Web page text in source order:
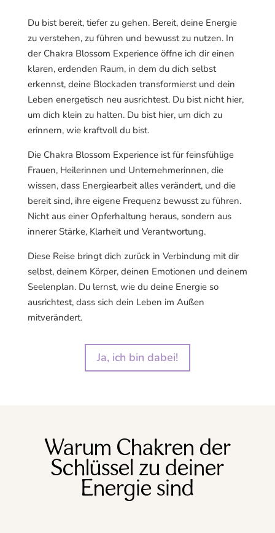
Du bist bereit, tiefer zu gehen. Bereit, deine Energie
zu verstehen, zu führen und bewusst zu nutzen. In
der Chakra Blossom Experience öffne ich dir einen
klaren, erdenden Raum, in dem du dich selbst
erkennst, deine Blockaden transformierst und dein
Leben energetisch neu ausrichtest. Du bist nicht hier,
um dich klein zu halten. Du bist hier, um dich zu
erinnern, wie kraftvoll du bist.
Die Chakra Blossom Experience ist für feinsfühlige
Frauen, Heilerinnen und Unternehmerinnen, die
wissen, dass Energiearbeit alles verändert, und die
bereit sind, ihre eigene Frequenz bewusst zu führen.
Nicht aus einer Opferhaltung heraus, sondern aus
innerer Stärke, Klarheit und Verantwortung.
Diese Reise bringt dich zurück in Verbindung mit dir
selbst, deinem Körper, deinen Emotionen und deinem
Seelenplan. Du lernst, wie du deine Energie so
ausrichtest, dass sich dein Leben im Außen
mitverändert.
Ja, ich bin dabei!
Warum Chakren der
Schlüssel zu deiner
Energie sind